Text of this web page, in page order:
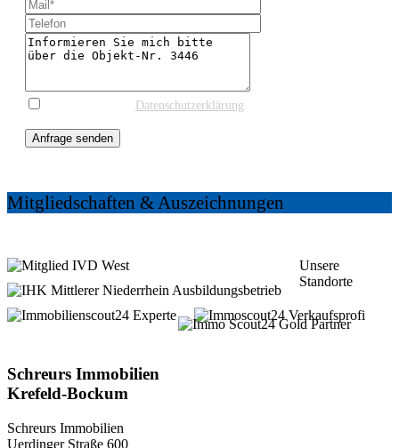
Datenschutzerklärung
Anfrage senden
Mitgliedschaften & Auszeichnungen
Unsere
Standorte
Schreurs Immobilien
Krefeld-Bockum
Schreurs Immobilien
Uerdinger Straße 600